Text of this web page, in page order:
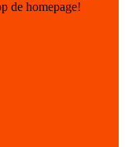
de homepage!